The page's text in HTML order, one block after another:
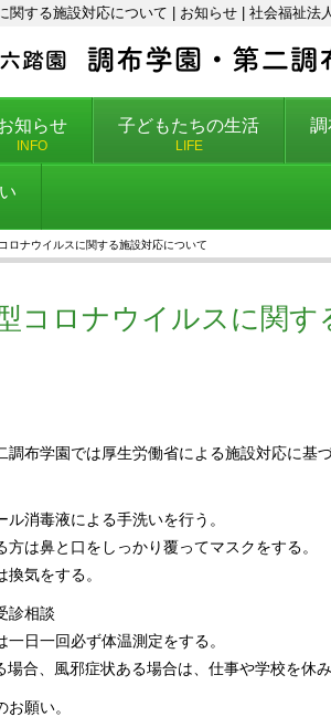
関する施設対応について | お知らせ | 社会福祉
知らせ
INFO
子どもたちの生活
LIFE
調
ロナウイルスに関する施設対応について
コロナウイルスに関す
調布学園では厚生労働省による施設対応に基
ル消毒液による手洗いを行う。
方は鼻と口をしっかり覆ってマスクをする。
換気をする。
診相談
一日一回必ず体温測定をする。
合、風邪症状ある場合は、仕事や学校を休み
願い。